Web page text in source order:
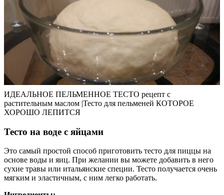
ИДЕАЛЬНОЕ ПЕЛЬМЕННОЕ ТЕСТО рецепт с
растительным маслом |Тесто для пельменей КОТОРОЕ
ХОРОШО ЛЕПИТСЯ
Тесто на воде с яйцами
Это самый простой способ приготовить тесто для пиццы на
основе воды и яиц. При желании вы можете добавить в него
сухие травы или итальянские специи. Тесто получается очень
мягким и эластичным, с ним легко работать.